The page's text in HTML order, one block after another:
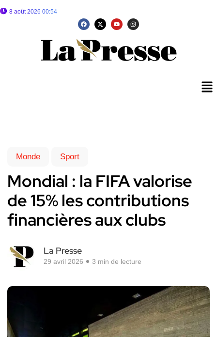
8 août 2026 00:54
Monde Sport
Mondial : la FIFA valorise
de 15% les contributions
financières aux clubs
La Presse
29 avril 2026 3 min de lecture